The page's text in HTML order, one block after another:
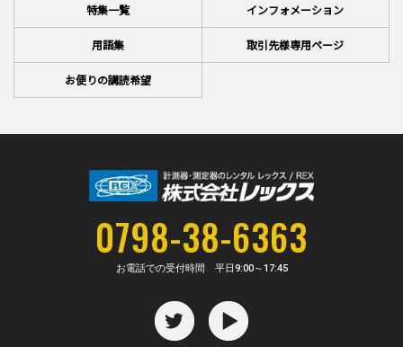
特集一覧 インフォメーション
用語集 取引先様専用ページ
お便りの講読希望
0798-38-6363
お電話での受付時間 平日9:00～17:45